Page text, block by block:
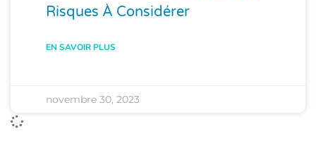
Risques À Considérer
EN SAVOIR PLUS
novembre 30, 2023